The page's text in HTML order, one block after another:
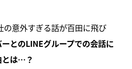
の意外すぎる話が百田に飛び
とのLINEグループでの会話に
とは…？